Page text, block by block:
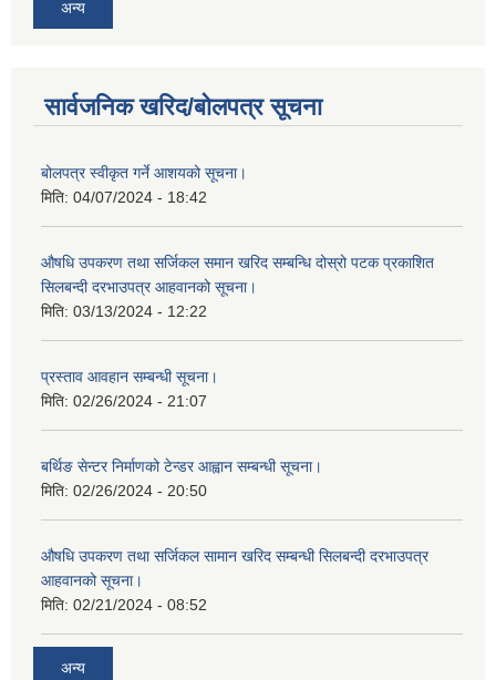
अन्य
सार्वजनिक खरिद/बोलपत्र सूचना
बोलपत्र स्वीकृत गर्ने आशयको सूचना।
मिति: 04/07/2024 - 18:42
औषधि उपकरण तथा सर्जिकल समान खरिद सम्बन्धि दोस्रो पटक प्रकाशित
सिलबन्दी दरभाउपत्र आहवानको सूचना।
मिति: 03/13/2024 - 12:22
प्रस्ताव आवहान सम्बन्धी सूचना।
मिति: 02/26/2024 - 21:07
बर्थिङ सेन्टर निर्माणको टेन्डर आह्वान सम्बन्धी सूचना।
मिति: 02/26/2024 - 20:50
औषधि उपकरण तथा सर्जिकल सामान खरिद सम्बन्धी सिलबन्दी दरभाउपत्र
आहवानको सूचना।
मिति: 02/21/2024 - 08:52
अन्य